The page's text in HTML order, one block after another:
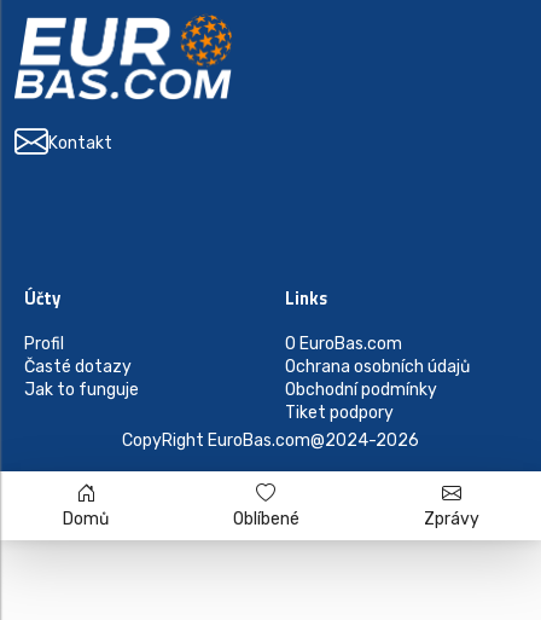
Kontakt
Účty
Profil
Časté dotazy
Jak to funguje
Links
O EuroBas.com
Ochrana osobních údajů
Obchodní podmínky
Tiket podpory
CopyRight EuroBas.com@2024-2026
Domů Oblíbené Zprávy